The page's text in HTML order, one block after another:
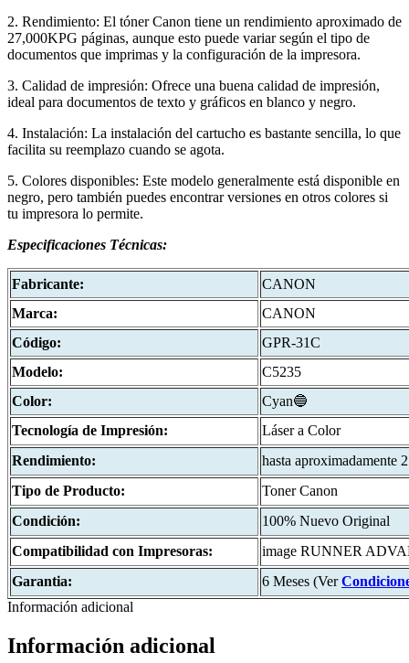
2. Rendimiento: El tóner Canon tiene un rendimiento aproximado de
27,000KPG páginas, aunque esto puede variar según el tipo de
documentos que imprimas y la configuración de la impresora.
3. Calidad de impresión: Ofrece una buena calidad de impresión,
ideal para documentos de texto y gráficos en blanco y negro.
4. Instalación: La instalación del cartucho es bastante sencilla, lo que
facilita su reemplazo cuando se agota.
5. Colores disponibles: Este modelo generalmente está disponible en
negro, pero también puedes encontrar versiones en otros colores si
tu impresora lo permite.
Especificaciones Técnicas:
Fabricante:
CANON
Marca:
CANON
Código:
GPR-31C
Modelo:
C5235
Color:
Cyan🔵
Tecnología de Impresión:
Láser a Color
Rendimiento:
hasta aproximadamente
Tipo de Producto:
Toner Canon
Condición:
100% Nuevo Original
Compatibilidad con Impresoras:
image RUNNER
Garantia:
6 Meses (Ver
Información adicional
Información adicional